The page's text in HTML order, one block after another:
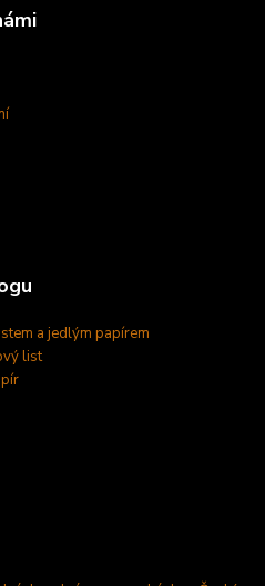
a jedlým papírem
list